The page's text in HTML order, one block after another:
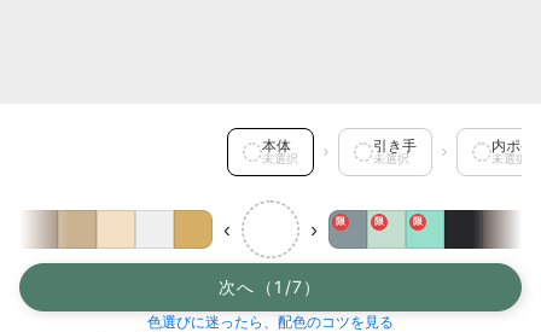
本体
未選択
引き手
未選択
内ポケ
未選択
限 限 限
‹ ›
次へ（1/7）
色選びに迷ったら、配色のコツを見る